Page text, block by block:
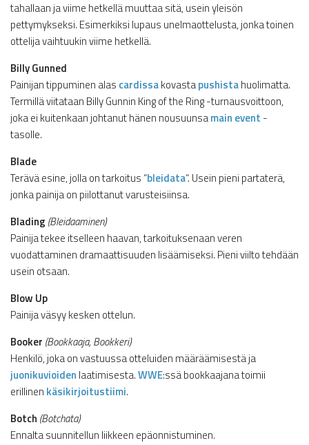
tahallaan ja viime hetkellä muuttaa sitä, usein yleisön
pettymykseksi. Esimerkiksi lupaus unelmaottelusta, jonka toinen
ottelija vaihtuukin viime hetkellä.
Billy Gunned
Painijan tippuminen alas cardissakovastapushistahuolimatta.
Termillä viitataan Billy Gunnin King of the Ring -turnausvoittoon,
joka ei kuitenkaan johtanut hänen nousuunsamain event -
tasolle.
Blade
Terävä esine, jolla on tarkoitus “bleidata“. Usein pieni partaterä,
jonka painija on piilottanut varusteisiinsa.
Blading (Bleidaaminen)
Painija tekee itselleen haavan, tarkoituksenaan veren
vuodattaminen dramaattisuuden lisäämiseksi. Pieni viilto tehdään
usein otsaan.
Blow Up
Painija väsyy kesken ottelun.
Booker (Bookkaaja, Bookkeri)
Henkilö, joka on vastuussa otteluiden määräämisestä ja
juonikuvioiden laatimisesta.WWE:ssä bookkaajana toimii
erillinen käsikirjoitustiimi.
Botch (Botchata)
Ennalta suunnitellun liikkeen epäonnistuminen.